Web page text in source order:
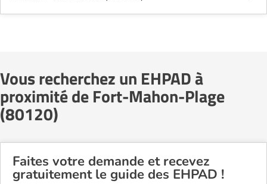
Vous recherchez un EHPAD à
proximité de Fort-Mahon-Plage
(80120)
Faites votre demande et recevez
gratuitement le guide des EHPAD !